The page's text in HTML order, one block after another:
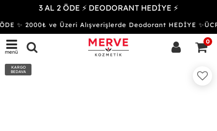
3 AL 2 ÖDE ⚡ DEODORANT HEDİYE ⚡
✨ 2000₺ ve Üzeri Alışverişlerde Deodorant HEDİYE
menü
0
KARGO
BEDAVA